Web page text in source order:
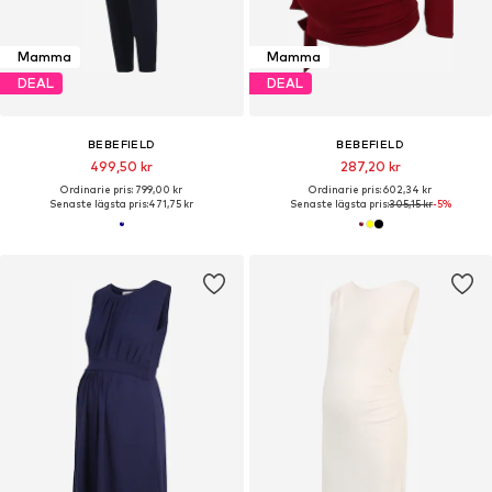
Mamma
DEAL
BEBEFIELD
499,50 kr
Ordinarie pris: 799,00 kr
Senaste lägsta pris:471,75 kr
Mamma
DEAL
BEBEFIELD
287,20 kr
Ordinarie pris: 602,34 kr
Senaste lägsta pris:305,15 kr-5%